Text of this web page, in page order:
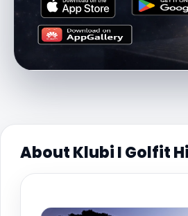
About Klubi I Golfit